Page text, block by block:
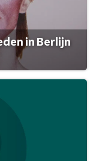
in Berlijn